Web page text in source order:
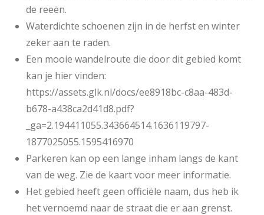
de reeën.
Waterdichte schoenen zijn in de herfst en winter
zeker aan te raden.
Een mooie wandelroute die door dit gebied komt
kan je hier vinden:
https://assets.glk.nl/docs/ee8918bc-c8aa-483d-
b678-a438ca2d41d8.pdf?
_ga=2.194411055.343664514.1636119797-
1877025055.1595416970
Parkeren kan op een lange inham langs de kant
van de weg. Zie de kaart voor meer informatie.
Het gebied heeft geen officiële naam, dus heb ik
het vernoemd naar de straat die er aan grenst.